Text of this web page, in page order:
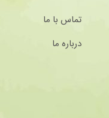
تماس با ما
درباره ما